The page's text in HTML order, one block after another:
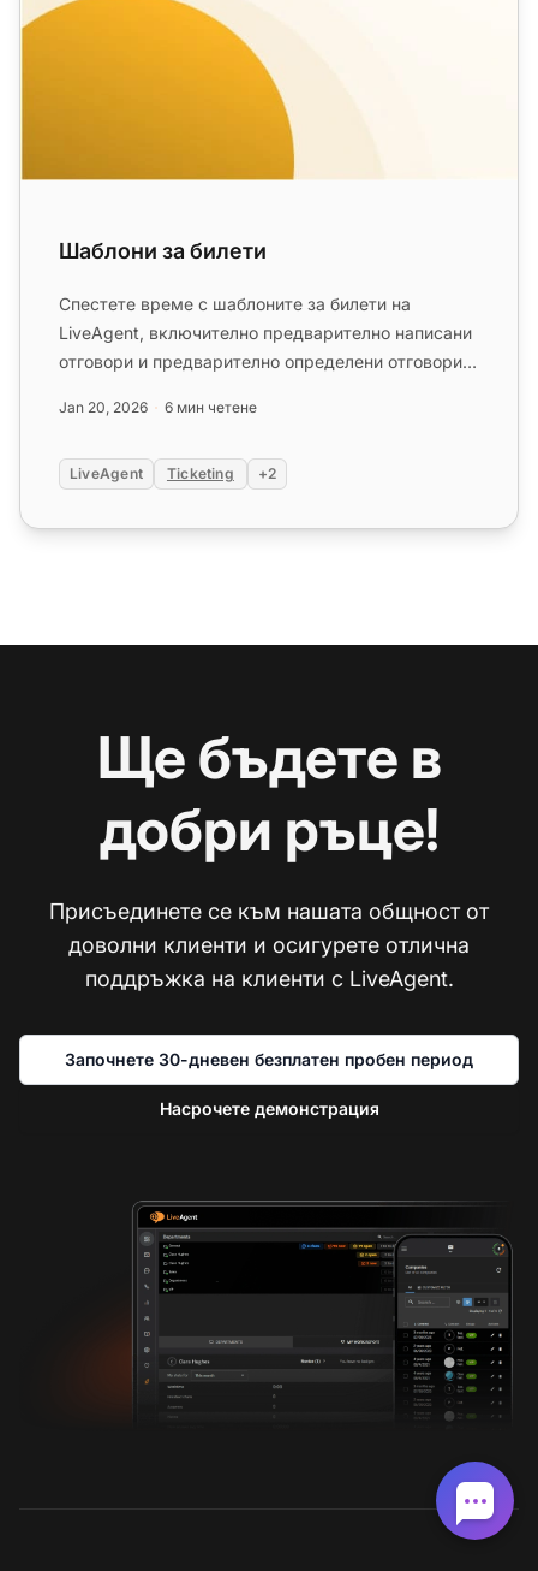
Шаблони за билети
Спестете време с шаблоните за билети на
LiveAgent, включително предварително написани
отговори и предварително определени отговори,
Jan 20, 2026 6 мин четене
LiveAgent Ticketing +2
Ще бъдете в
добри ръце!
Присъединете се към нашата общност от
доволни клиенти и осигурете отлична
поддръжка на клиенти с LiveAgent.
Започнете 30-дневен безплатен пробен период
Насрочете демонстрация